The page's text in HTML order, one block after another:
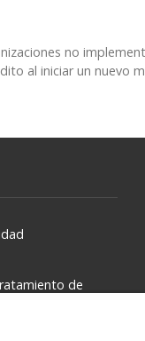
no
al iniciar un nuevo
de